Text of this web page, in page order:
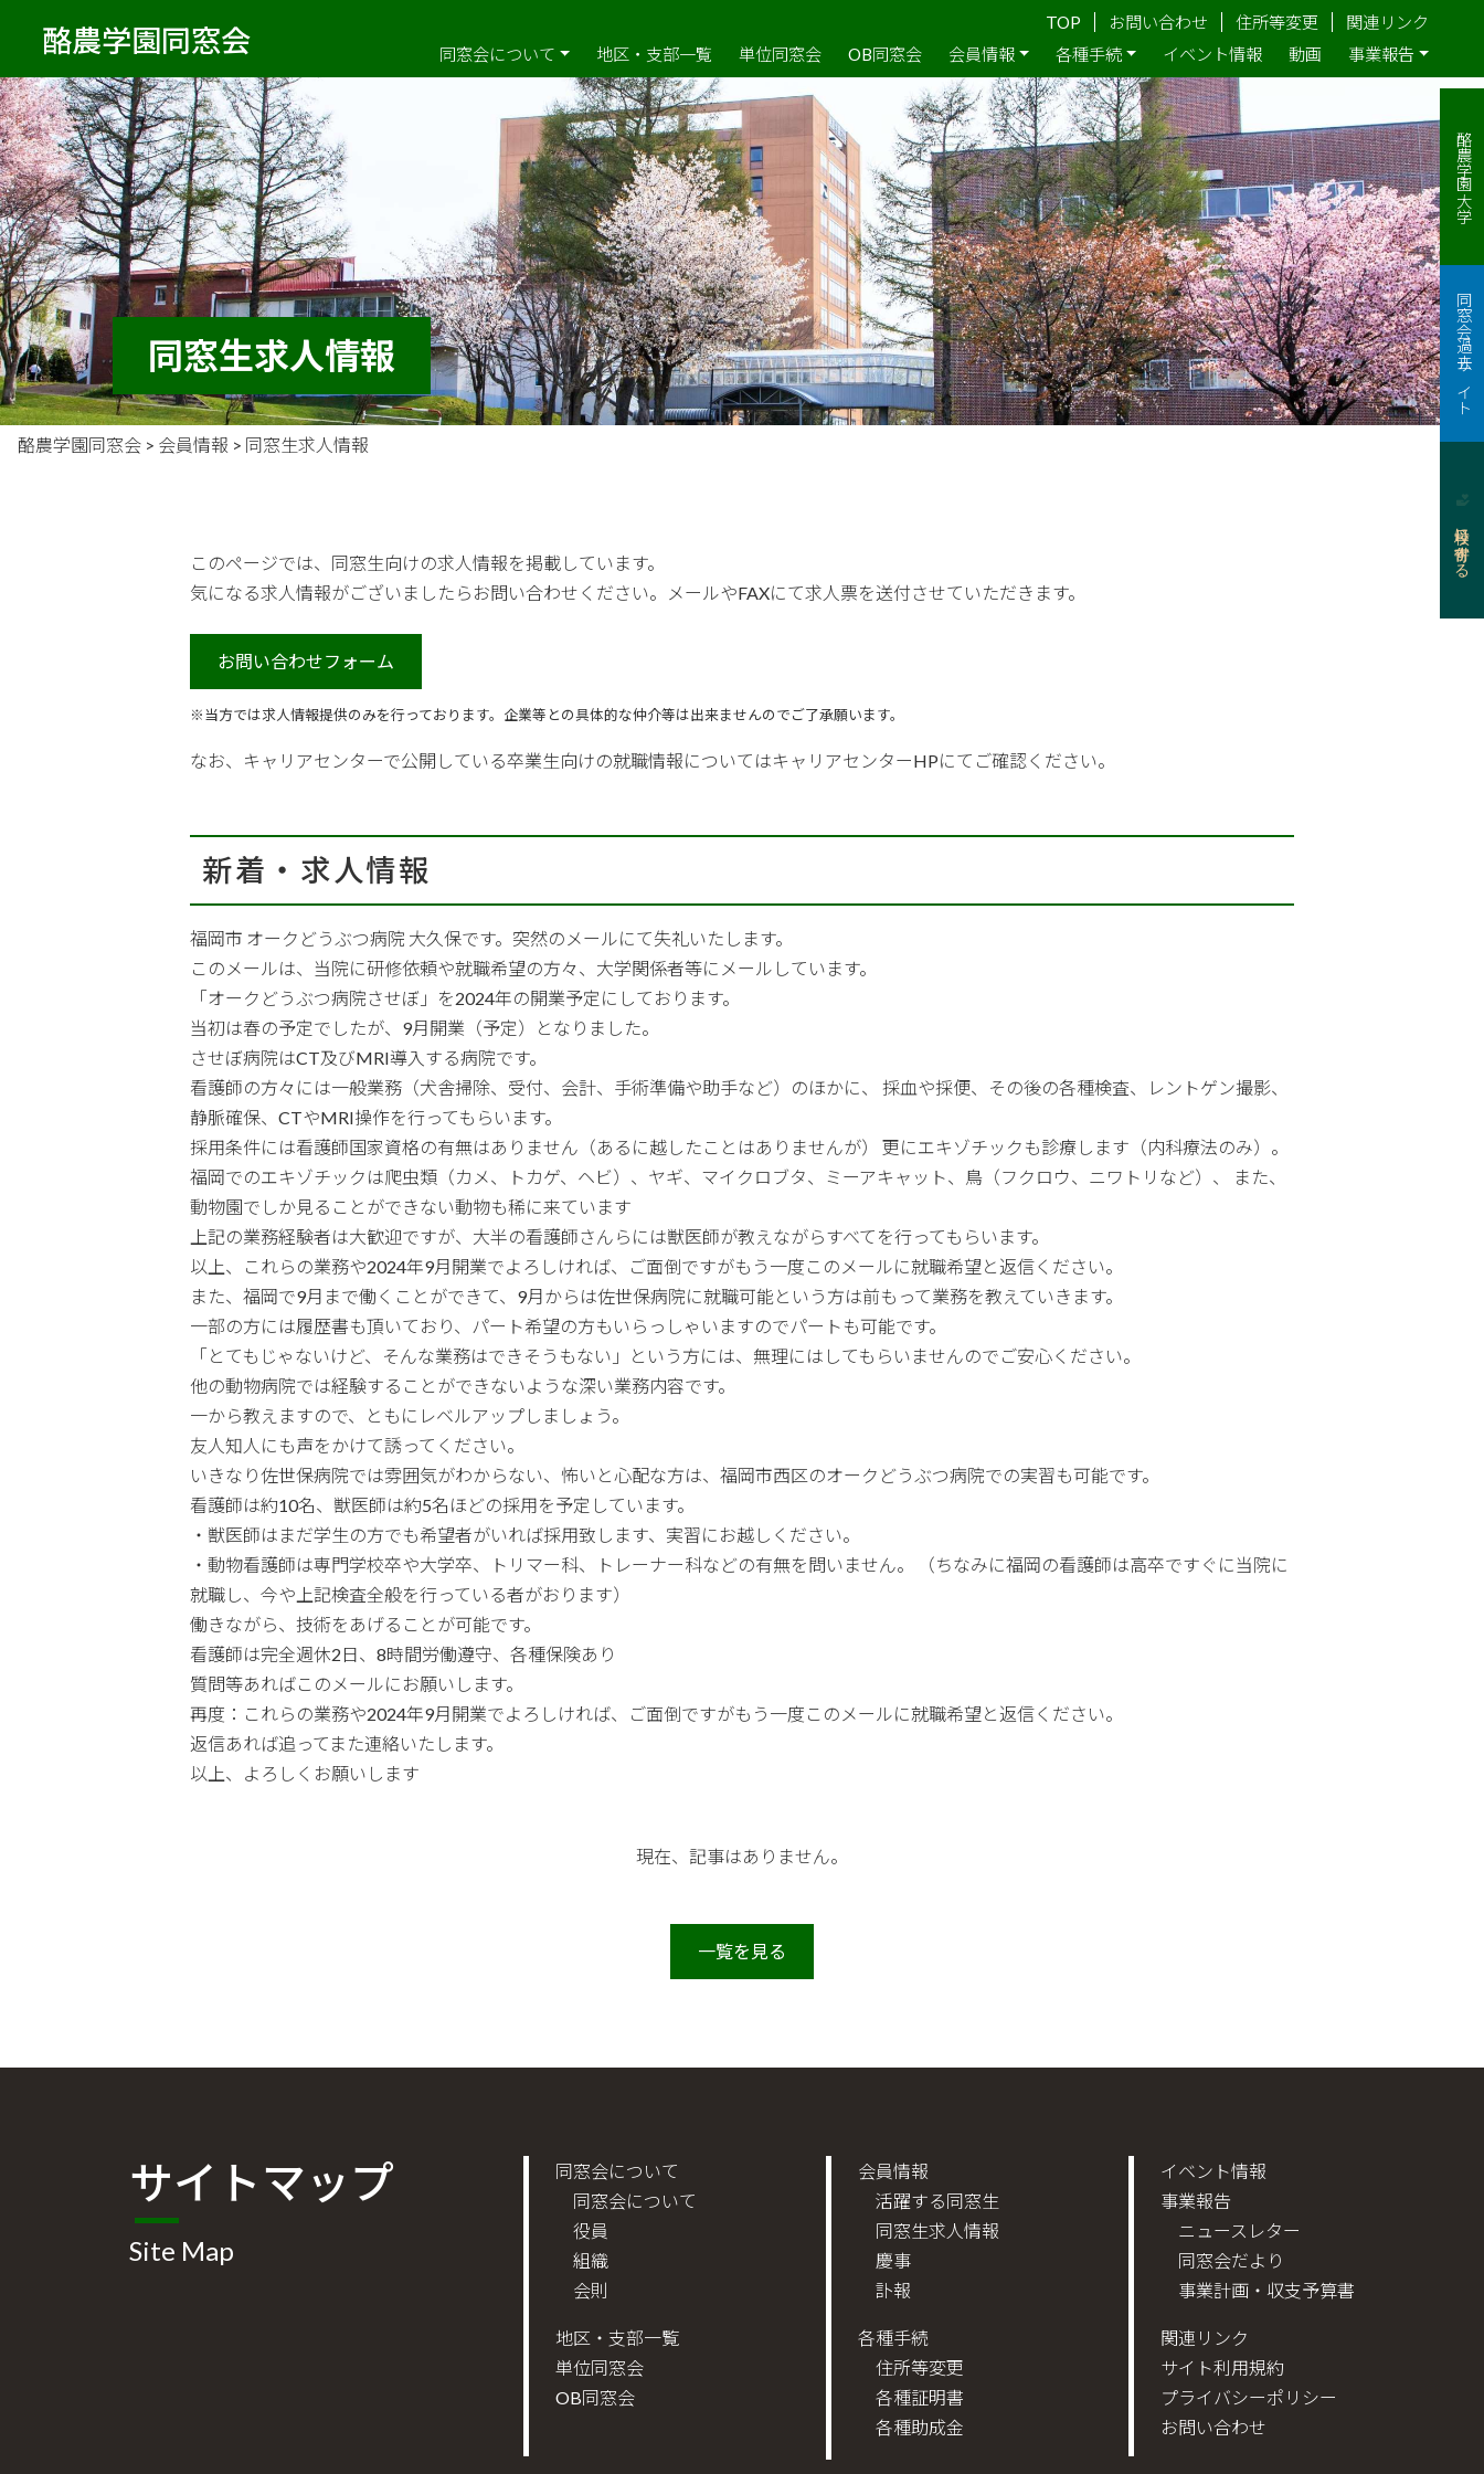
酪農学園同窓会 TOP お問い合わせ 住所等変更
関連リンク
同窓会について
地区・支部一覧 単位同窓会 OB同窓会 会員情報 各種手続 イベント情報 動画 事業報告
同窓生求人情報
酪農学園同窓会 > 会員情報 > 同窓生求人情報
このページでは、同窓生向けの求人情報を掲載しています。
気になる求人情報がございましたらお問い合わせください。メールやFAXにて求人票を送付させていただきます。
お問い合わせフォーム
※当方では求人情報提供のみを行っております。企業等との具体的な仲介等は出来ませんのでご了承願います。
なお、キャリアセンターで公開している卒業生向けの就職情報についてはキャリアセンターHPにてご確認ください。
新着・求人情報
福岡市 オークどうぶつ病院 大久保です。突然のメールにて失礼いたします。
このメールは、当院に研修依頼や就職希望の方々、大学関係者等にメールしています。
「オークどうぶつ病院させぼ」を2024年の開業予定にしております。
当初は春の予定でしたが、9月開業（予定）となりました。
させぼ病院はCT及びMRI導入する病院です。
看護師の方々には一般業務（犬舎掃除、受付、会計、手術準備や助手など）のほかに、 採血や採便、その後の各種検査、レントゲン撮影、
静脈確保、CTやMRI操作を行ってもらいます。
採用条件には看護師国家資格の有無はありません（あるに越したことはありませんが） 更にエキゾチックも診療します（内科療法のみ）。
福岡でのエキゾチックは爬虫類（カメ、トカゲ、ヘビ）、ヤギ、マイクロブタ、ミーアキャット、鳥（フクロウ、ニワトリなど）、 また、
動物園でしか見ることができない動物も稀に来ています
上記の業務経験者は大歓迎ですが、大半の看護師さんらには獣医師が教えながらすべてを行ってもらいます。
以上、これらの業務や2024年9月開業でよろしければ、ご面倒ですがもう一度このメールに就職希望と返信ください。
また、福岡で9月まで働くことができて、9月からは佐世保病院に就職可能という方は前もって業務を教えていきます。
一部の方には履歴書も頂いており、パート希望の方もいらっしゃいますのでパートも可能です。
「とてもじゃないけど、そんな業務はできそうもない」という方には、無理にはしてもらいませんのでご安心ください。
他の動物病院では経験することができないような深い業務内容です。
一から教えますので、ともにレベルアップしましょう。
友人知人にも声をかけて誘ってください。
いきなり佐世保病院では雰囲気がわからない、怖いと心配な方は、福岡市西区のオークどうぶつ病院での実習も可能です。
看護師は約10名、獣医師は約5名ほどの採用を予定しています。
・獣医師はまだ学生の方でも希望者がいれば採用致します、実習にお越しください。
・動物看護師は専門学校卒や大学卒、トリマー科、トレーナー科などの有無を問いません。 （ちなみに福岡の看護師は高卒ですぐに当院に
就職し、今や上記検査全般を行っている者がおります）
働きながら、技術をあげることが可能です。
看護師は完全週休2日、8時間労働遵守、各種保険あり
質問等あればこのメールにお願いします。
再度：これらの業務や2024年9月開業でよろしければ、ご面倒ですがもう一度このメールに就職希望と返信ください。
返信あれば追ってまた連絡いたします。
以上、よろしくお願いします
現在、記事はありません。
一覧を見る
サイトマップ
Site Map
同窓会について
同窓会について
役員
組織
会則
地区・支部一覧
単位同窓会
OB同窓会
会員情報
活躍する同窓生
同窓生求人情報
慶事
訃報
各種手続
住所等変更
各種証明書
各種助成金
イベント情報
事業報告
ニュースレター
同窓会だより
事業計画・収支予算書
関連リンク
サイト利用規約
プライバシーポリシー
お問い合わせ
酪農学園大学
同窓会過去サイト
母校に寄付する